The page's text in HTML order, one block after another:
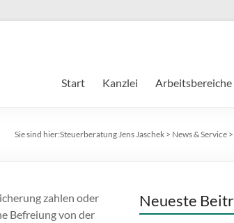
Start Kanzlei Arbeitsbereiche
Sie sind hier:Steuerberatung Jens Jaschek > News & Service >
zahlen oder
Befreiung von der
Neueste